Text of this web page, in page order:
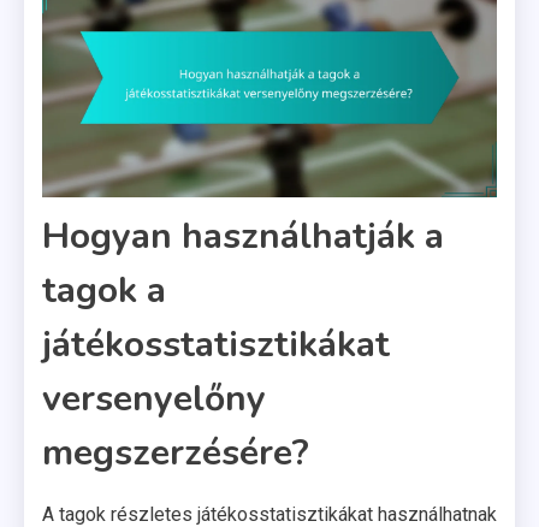
Hogyan használhatják a
tagok a
játékosstatisztikákat
versenyelőny
megszerzésére?
A tagok részletes játékosstatisztikákat használhatnak